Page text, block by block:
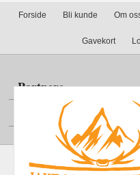
Forside Bli kunde Om
Gavekort
Partnere
Din konto